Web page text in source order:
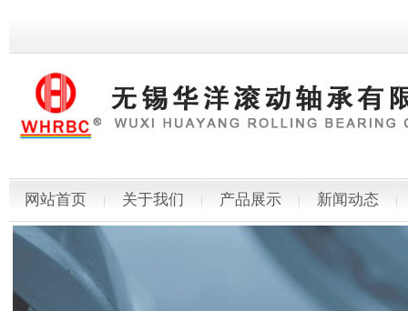
网站首页 关于我们 产品展示 新闻动态